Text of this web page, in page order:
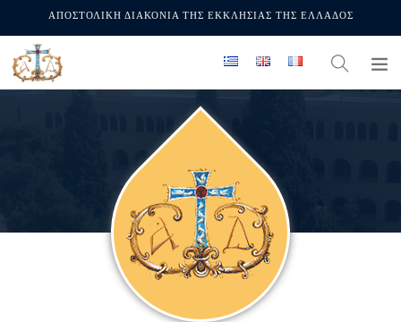
ΑΠΟΣΤΟΛΙΚΗ ΔΙΑΚΟΝΙΑ ΤΗΣ ΕΚΚΛΗΣΙΑΣ ΤΗΣ ΕΛΛΑΔΟΣ